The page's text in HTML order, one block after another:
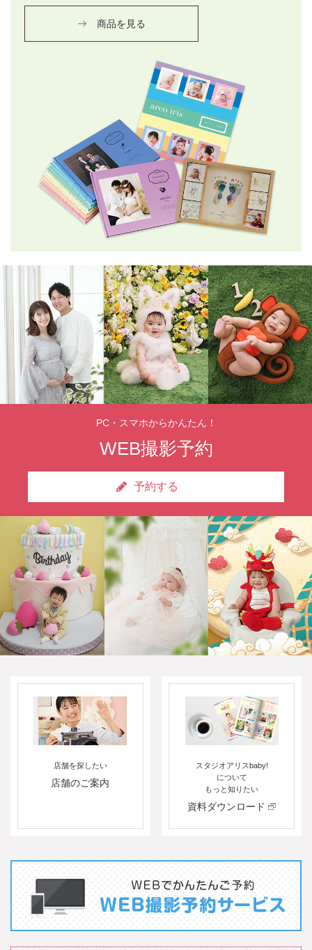
商品を見る
PC・スマホからかんたん！
WEB撮影予約
予約する
店舗を探したい
店舗のご案内
スタジオアリスbaby!
について
もっと知りたい
資料ダウンロード